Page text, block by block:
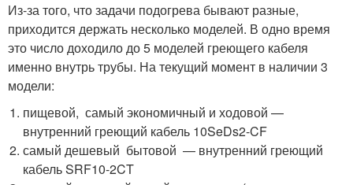
Из-за того, что задачи подогрева бывают разные,
приходится держать несколько моделей. В одно время
это число доходило до 5 моделей греющего кабеля
именно внутрь трубы. На текущий момент в наличии 3
модели:
пищевой, самый экономичный и ходовой —
внутренний греющий кабель 10SeDs2-CF
самый дешевый бытовой — внутренний греющий
кабель SRF10-2CT